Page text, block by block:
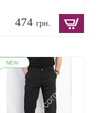
474грн.